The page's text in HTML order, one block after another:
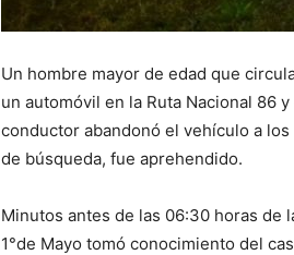
Un hombre mayor de edad que
un automóvil en la Ruta Nacional 86
conductor abandonó el vehículo a
de búsqueda, fue aprehendido.
Minutos antes de las 06:30 horas de
1°de Mayo tomó conocimiento del